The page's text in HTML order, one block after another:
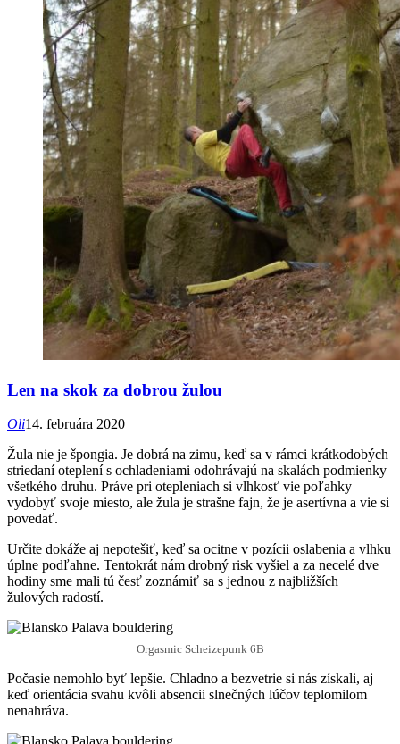
Len na skok za dobrou žulou
Oli14. februára 2020
Žula nie je špongia. Je dobrá na zimu, keď sa v rámci krátkodobých
striedaní oteplení s ochladeniami odohrávajú na skalách podmienky
všetkého druhu. Práve pri otepleniach si vlhkosť vie poľahky
vydobyť svoje miesto, ale žula je strašne fajn, že je asertívna a vie si
povedať.
Určite dokáže aj nepotešiť, keď sa ocitne v pozícii oslabenia a vlhku
úplne podľahne. Tentokrát nám drobný risk vyšiel a za necelé dve
hodiny sme mali tú česť zoznámiť sa s jednou z najbližších
žulových radostí.
Orgasmic Scheizepunk 6B
Počasie nemohlo byť lepšie. Chladno a bezvetrie si nás získali, aj
keď orientácia svahu kvôli absencii slnečných lúčov teplomilom
nenahráva.